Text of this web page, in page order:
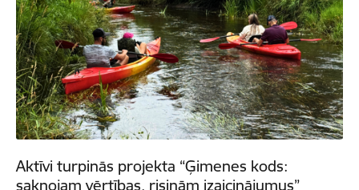
Aktīvi turpinās projekta “Ģimenes kods:
sakņojam vērtības, risinām izaicinājumus”